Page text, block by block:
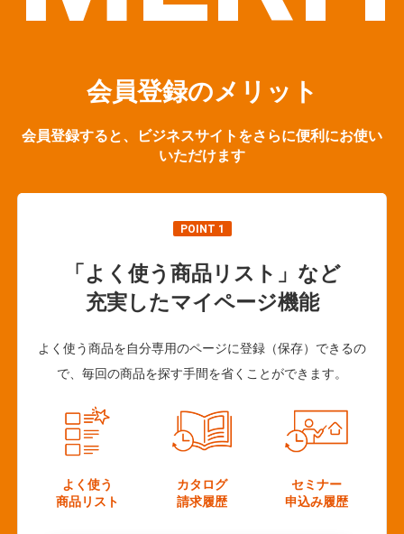
会員登録のメリット
会員登録すると、ビジネスサイトをさらに便利にお使い
いただけます
POINT 1
「よく使う商品リスト」など
充実したマイページ機能
よく使う商品を自分専用のページに登録（保存）できるの
で、毎回の商品を探す手間を省くことができます。
よく使う
商品リスト
カタログ
請求履歴
セミナー
申込み履歴